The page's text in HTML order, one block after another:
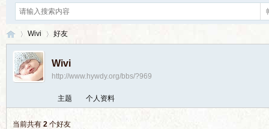
›
Wivi
›
好友
Wivi
http://www.hywdy.org/bbs/?969
主题 个人资料
当前共有 2 个好友